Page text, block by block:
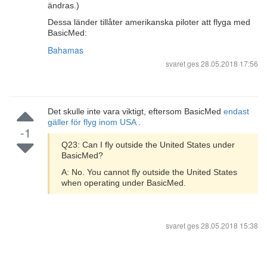
ändras.)
Dessa länder tillåter amerikanska piloter att flyga med
BasicMed:
Bahamas
svaret ges28.05.2018 17:56
-1
Det skulle inte vara viktigt, eftersom BasicMed endast
gäller för flyg inom USA
Q23: Can I fly outside the United States under
BasicMed?
A: No. You cannot fly outside the United States
when operating under BasicMed.
svaret ges28.05.2018 15:38